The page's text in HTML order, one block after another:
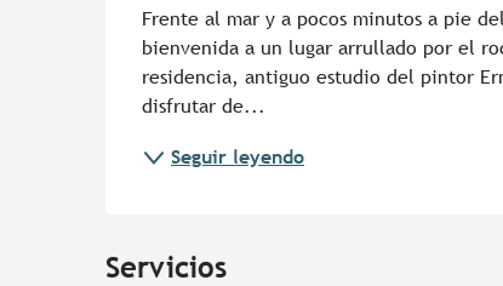
Frente al mar y a pocos minutos a pie
bienvenida a un lugar arrullado por el
residencia, antiguo estudio del pintor
disfrutar de...
Seguir leyendo
Servicios